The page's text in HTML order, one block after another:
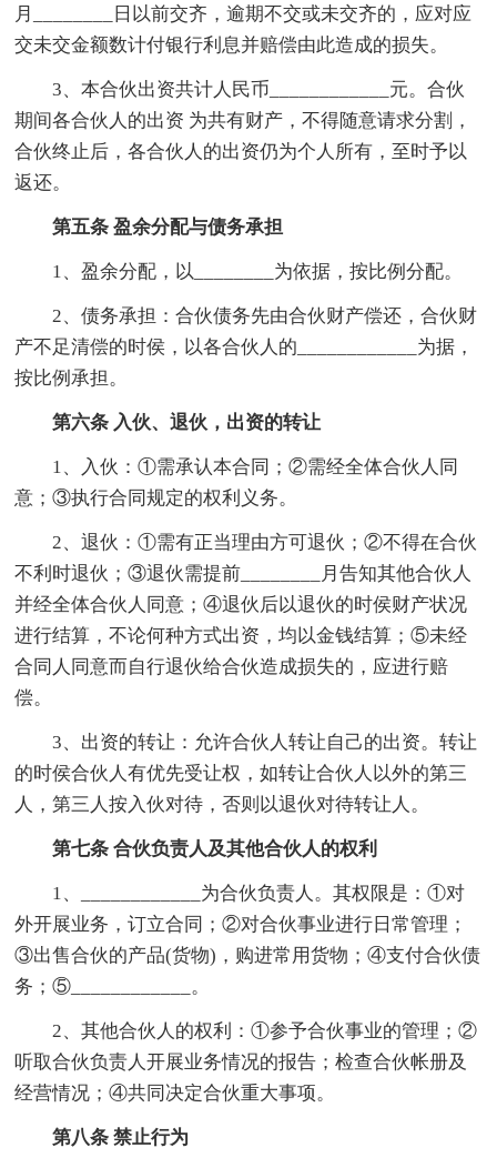
月________日以前交齐，逾期不交或未交齐的，应对应
交未交金额数计付银行利息并赔偿由此造成的损失。
3、本合伙出资共计人民币____________元。合伙
期间各合伙人的出资 为共有财产，不得随意请求分割，
合伙终止后，各合伙人的出资仍为个人所有，至时予以
返还。
第五条 盈余分配与债务承担
1、盈余分配，以________为依据，按比例分配。
2、债务承担：合伙债务先由合伙财产偿还，合伙财
产不足清偿的时侯，以各合伙人的____________为据，
按比例承担。
第六条 入伙、退伙，出资的转让
1、入伙：①需承认本合同；②需经全体合伙人同
意；③执行合同规定的权利义务。
2、退伙：①需有正当理由方可退伙；②不得在合伙
不利时退伙；③退伙需提前________月告知其他合伙人
并经全体合伙人同意；④退伙后以退伙的时侯财产状况
进行结算，不论何种方式出资，均以金钱结算；⑤未经
合同人同意而自行退伙给合伙造成损失的，应进行赔
偿。
3、出资的转让：允许合伙人转让自己的出资。转让
的时侯合伙人有优先受让权，如转让合伙人以外的第三
人，第三人按入伙对待，否则以退伙对待转让人。
第七条 合伙负责人及其他合伙人的权利
1、____________为合伙负责人。其权限是：①对
外开展业务，订立合同；②对合伙事业进行日常管理；
③出售合伙的产品(货物)，购进常用货物；④支付合伙债
务；⑤____________。
2、其他合伙人的权利：①参予合伙事业的管理；②
听取合伙负责人开展业务情况的报告；检查合伙帐册及
经营情况；④共同决定合伙重大事项。
第八条 禁止行为